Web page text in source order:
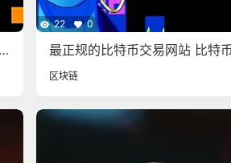
22 0
最正规的比特币交易网站 比特
交易软件app
区块链